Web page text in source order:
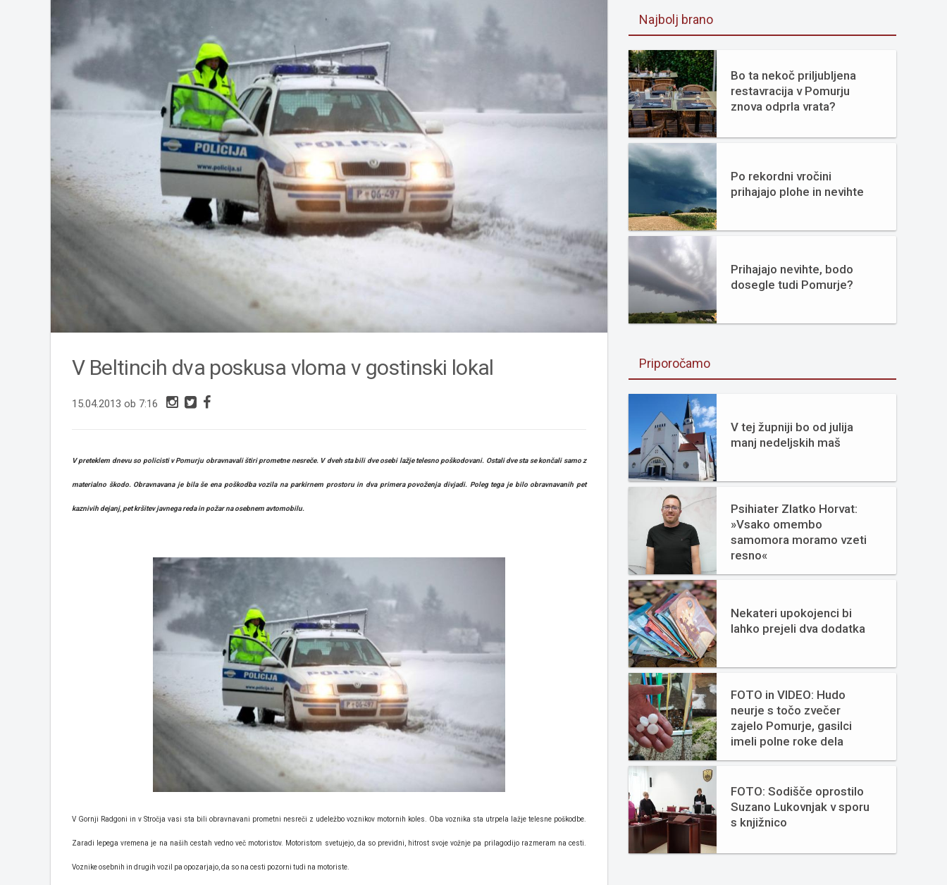
V Beltincih dva poskusa vloma v gostinski lokal
15.04.2013 ob 7:16
V preteklem dnevu so policisti v Pomurju obravnavali štiri prometne nesreče. V dveh sta bili dve osebi lažje telesno poškodovani. Ostali dve sta se končali samo z
materialno škodo. Obravnavana je bila še ena poškodba vozila na parkirnem prostoru in dva primera povoženja divjadi. Poleg tega je bilo obravnavanih pet
kaznivih dejanj, pet kršitev javnega reda in požar na osebnem avtomobilu.
V Gornji Radgoni in v Stročja vasi sta bili obravnavani prometni nesreči z udeležbo voznikov motornih koles. Oba voznika sta utrpela lažje telesne poškodbe.
Zaradi lepega vremena je na naših cestah vedno več motoristov. Motoristom svetujejo, da so previdni, hitrost svoje vožnje pa prilagodijo razmeram na cesti.
Voznike osebnih in drugih vozil pa opozarjajo, da so na cesti pozorni tudi na motoriste.
Najbolj brano
Bo ta nekoč priljubljena
restavracija v Pomurju
znova odprla vrata?
Po rekordni vročini
prihajajo plohe in nevihte
Prihajajo nevihte, bodo
dosegle tudi Pomurje?
Priporočamo
V tej župniji bo od julija
manj nedeljskih maš
Psihiater Zlatko Horvat:
»Vsako omembo
samomora moramo vzeti
resno«
Nekateri upokojenci bi
lahko prejeli dva dodatka
FOTO in VIDEO: Hudo
neurje s točo zvečer
zajelo Pomurje, gasilci
imeli polne roke dela
FOTO: Sodišče oprostilo
Suzano Lukovnjak v sporu
s knjižnico